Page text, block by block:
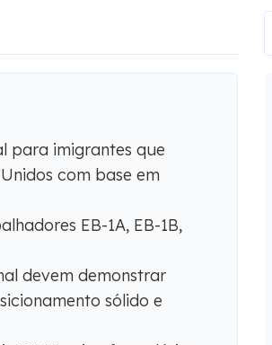
para imigrantes que
com base em
EB-1A, EB-1B,
devem demonstrar
sólido e